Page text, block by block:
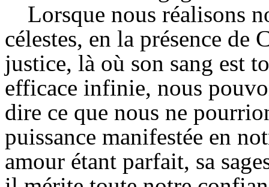
Lorsque nous réalisons
célestes, en la présence
justice, là où son sang est
efficace infinie, nous
dire ce que nous ne
puissance manifestée en
amour étant parfait, sa